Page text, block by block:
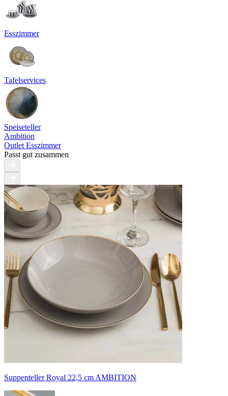
Esszimmer
Tafelservices
Speiseteller
Ambition
Outlet Esszimmer
Passt gut zusammen
Suppenteller Royal 22,5 cm AMBITION